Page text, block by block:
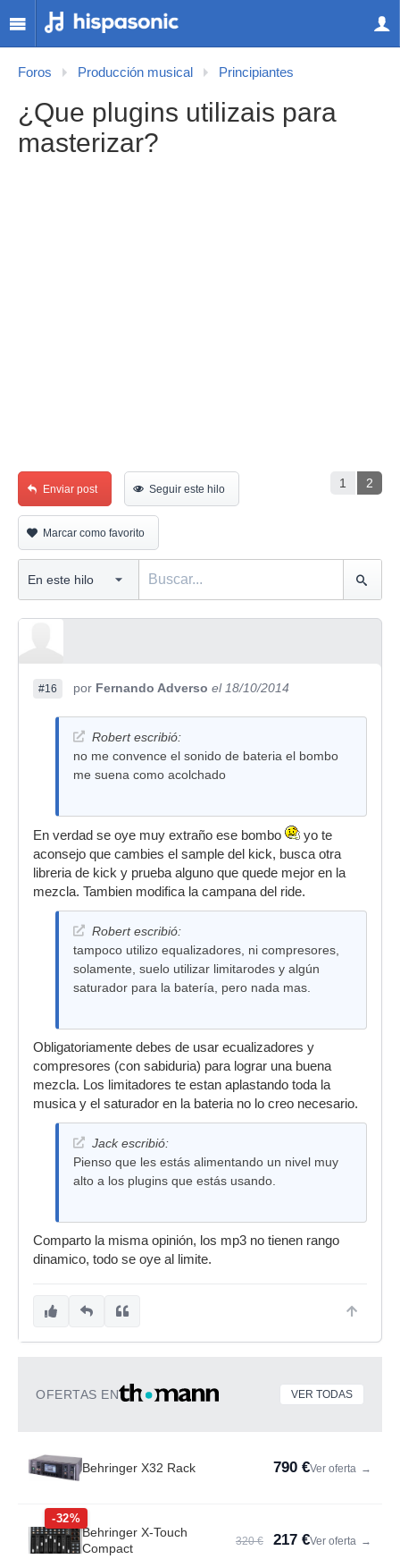
Foros Producción musical Principiantes
¿Que plugins utilizais para
masterizar?
1 2
Enviar post Seguir este hilo
Marcar como favorito
#16 por Fernando Adverso el 18/10/2014
Robert escribió:
no me convence el sonido de bateria el bombo
me suena como acolchado
En verdad se oye muy extraño ese bombo
yo te
aconsejo que cambies el sample del kick, busca otra
libreria de kick y prueba alguno que quede mejor en la
mezcla. Tambien modifica la campana del ride.
Robert escribió:
tampoco utilizo equalizadores, ni compresores,
solamente, suelo utilizar limitarodes y algún
saturador para la batería, pero nada mas.
Obligatoriamente debes de usar ecualizadores y
compresores (con sabiduria) para lograr una buena
mezcla. Los limitadores te estan aplastando toda la
musica y el saturador en la bateria no lo creo necesario.
Jack escribió:
Pienso que les estás alimentando un nivel muy
alto a los plugins que estás usando.
Comparto la misma opinión, los mp3 no tienen rango
dinamico, todo se oye al limite.
OFERTAS EN VER TODAS
Behringer X32 Rack 790 €Ver oferta →
-32%
Behringer X-Touch
Compact
320 € 217 €Ver oferta →